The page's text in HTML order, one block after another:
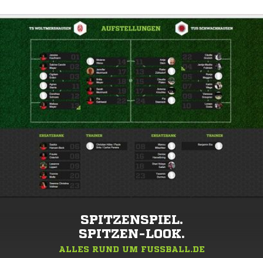
SPITZENSPIEL.
SPITZEN-LOOK.
ALLES RUND UM FUSSBALL.DE